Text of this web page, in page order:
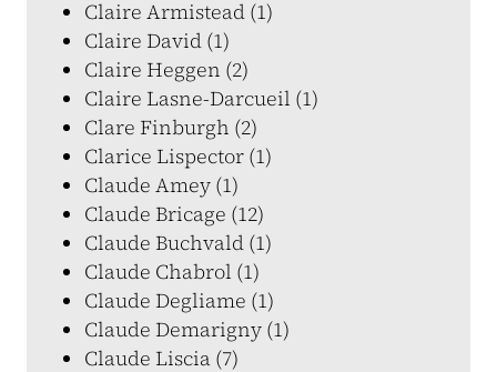
Claire Armistead (1)
Claire David (1)
Claire Heggen (2)
Claire Lasne-Darcueil (1)
Clare Finburgh (2)
Clarice Lispector (1)
Claude Amey (1)
Claude Bricage (12)
Claude Buchvald (1)
Claude Chabrol (1)
Claude Degliame (1)
Claude Demarigny (1)
Claude Liscia (7)